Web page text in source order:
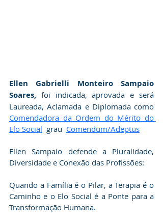
Ellen Gabrielli Monteiro Sampaio
Soares, foi indicada, aprovada e será
Comendadora da Ordem do Mérito do
Elo Social grau Comendum/Adeptus
Ellen Sampaio defende a Pluralidade,
Diversidade e Conexão das Profissões:
​Quando a Família é o Pilar, a Terapia é o
Caminho e o Elo Social é a Ponte para a
Transformação Humana.